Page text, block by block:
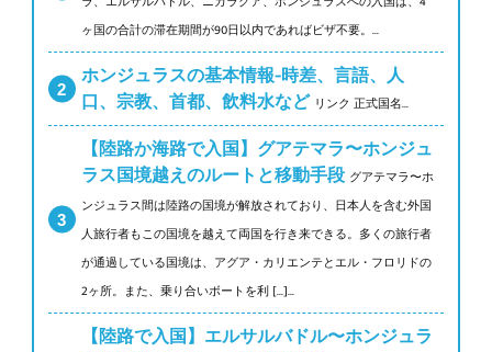
ヶ国の合計の滞在期間が90日以内であればビザ不要。...
ホンジュラスの基本情報-時差、言語、人
口、宗教、首都、飲料水など リンク 正式国名...
【陸路か海路で入国】グアテマラ〜ホンジュ
ラス国境越えのルートと移動手段 グアテマラ〜ホ
ンジュラス間は陸路の国境が解放されており、日本人を含む外国
人旅行者もこの国境を越えて両国を行き来できる。多くの旅行者
が通過している国境は、アグア・カリエンテとエル・フロリドの
2ヶ所。また、乗り合いボートを利 [...]...
【陸路で入国】エルサルバドル〜ホンジュラ